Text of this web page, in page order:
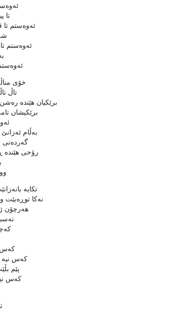
تا
ئه‌وه‌ستم
ئه‌وه‌ستم
خۆی
تاڵ
برێكیان هێنده‌
برێكیشان
به‌ڵام
گه‌رده‌نی
رۆحی هێنده‌
تكایه‌
نه‌كا توڕه‌بێت
هه‌رچۆن
كه‌س
كه‌س نیه‌
پێم
كه‌س